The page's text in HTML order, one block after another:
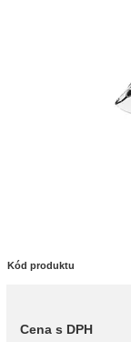
Kód produktu
Cena s DPH